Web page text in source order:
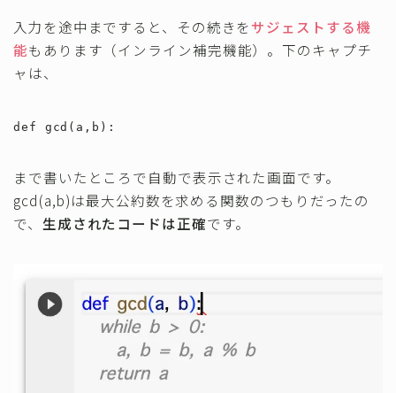
入力を途中まですると、その続きをサジェストする機
能もあります（インライン補完機能）。下のキャプチ
ャは、
def gcd(a,b):
まで書いたところで自動で表示された画面です。
gcd(a,b)は最大公約数を求める関数のつもりだったの
で、 生成されたコードは正確です。